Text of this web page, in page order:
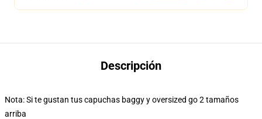
Descripción
Nota: Si te gustan tus capuchas baggy y oversized go 2 tamaños
arriba